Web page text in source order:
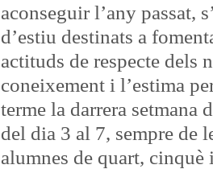
aconseguir l’any passat,
d’estiu destinats a
actituds de respecte dels
coneixement i l’estima
terme la darrera setmana
del dia 3 al 7, sempre de
alumnes de quart,